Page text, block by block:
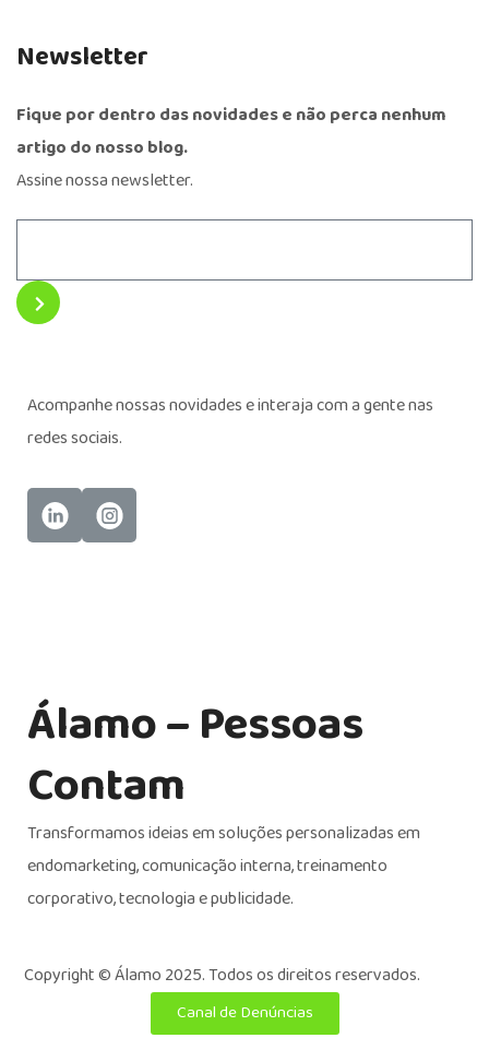
Newsletter
Fique por dentro das novidades e não perca nenhum
artigo do nosso blog.
Assine nossa newsletter.
Acompanhe nossas novidades e interaja com a gente nas
redes sociais.
Álamo – Pessoas
Contam
Transformamos ideias em soluções personalizadas em
endomarketing, comunicação interna, treinamento
corporativo, tecnologia e publicidade.
Copyright ©Álamo 2025. Todos os direitos reservados.
Canal de Denúncias